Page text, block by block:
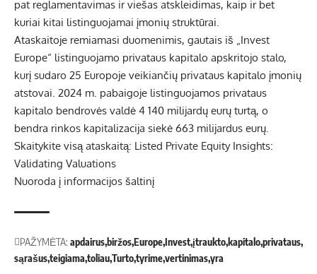
pat reglamentavimas ir viešas atskleidimas, kaip ir bet
kuriai kitai listinguojamai įmonių struktūrai.
Ataskaitoje remiamasi duomenimis, gautais iš „Invest
Europe“ listinguojamo privataus kapitalo apskritojo stalo,
kurį sudaro 25 Europoje veikiančių privataus kapitalo įmonių
atstovai. 2024 m. pabaigoje listinguojamos privataus
kapitalo bendrovės valdė 4 140 milijardų eurų turtą, o
bendra rinkos kapitalizacija siekė 663 milijardus eurų.
Skaitykite visą ataskaitą: Listed Private Equity Insights:
Validating Valuations
Nuoroda į informacijos šaltinį
PAŽYMĖTA: apdairus biržosEuropeInvest įtraukto kapitaloprivataus
sąrašusteigiama toliauTurtotyrimevertinimasyra